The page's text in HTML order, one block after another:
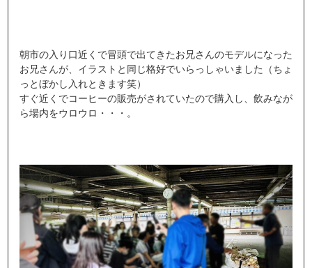
朝市の入り口近くで冒頭で出てきたお兄さんのモデルになった
お兄さんが、イラストと同じ格好でいらっしゃいました（ちょ
っとぼかし入れときます笑）
すぐ近くでコーヒーの販売がされていたので購入し、飲みなが
ら場内をウロウロ・・・。